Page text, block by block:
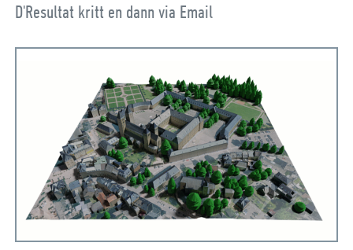
D'Resultat kritt en dann via Email